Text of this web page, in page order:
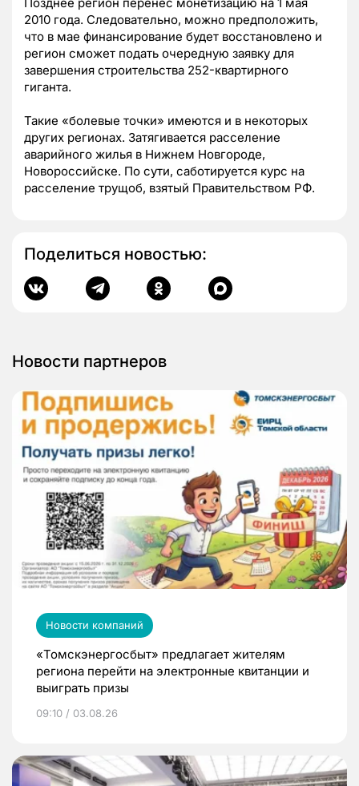
Позднее регион перенес монетизацию на 1 мая
2010 года. Следовательно, можно предположить,
что в мае финансирование будет восстановлено и
регион сможет подать очередную заявку для
завершения строительства 252-квартирного
гиганта.
Такие «болевые точки» имеются и в некоторых
других регионах. Затягивается расселение
аварийного жилья в Нижнем Новгороде,
Новороссийске. По сути, саботируется курс на
расселение трущоб, взятый Правительством РФ.
Поделиться новостью:
Новости партнеров
Новости компаний
«Томскэнергосбыт» предлагает жителям
региона перейти на электронные квитанции и
выиграть призы
09:10 / 03.08.26